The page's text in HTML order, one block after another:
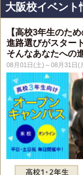
大阪校イベント
【高校3年生のた
進路選びがスター
そんなあなたへの
08月01日(土)～08月31日(